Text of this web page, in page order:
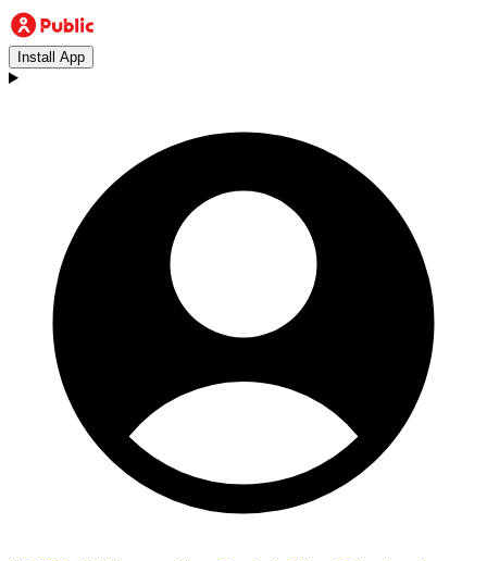
Install App